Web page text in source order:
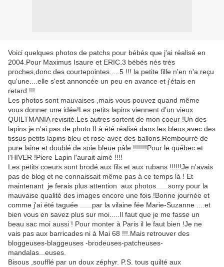
Voici quelques photos de patchs pour bébés que j'ai réalisé en
2004.Pour Maximus Isaure et ERIC.3 bébés nés très
proches,donc des courtepointes.....5 !!! la petite fille n'en n'a reçu
qu'une....elle s'est annoncée un peu en avance et j'étais en
retard !!!
Les photos sont mauvaises ,mais vous pouvez quand même
vous donner une idée!Les petits lapins viennent d'un vieux
QUILTMANIA revisité.Les autres sortent de mon coeur !Un des
lapins je n'ai pas de photo.II à été réalisé dans les bleus,avec des
tissus petits lapins bleu et rose avec des ballons.Rembourré de
pure laine et doublé de soie bleue pâle !!!!!!!Pour le québec et
l'HIVER !Piere Lapin l'aurait aimé !!!!
Les petits coeurs sont brodé aux fils et aux rubans !!!!!!Je n'avais
pas de blog et ne connaissait même pas à ce temps là ! Et
maintenant je ferais plus attention aux photos......sorry pour la
mauvaise qualité des images encore une fois !Bonne journée et
comme j'ai été taguée ......par la vilaine fée Marie-Suzanne ....et
bien vous en savez plus sur moi.....Il faut que je me fasse un
beau sac moi aussi ! Pour monter à Paris il le faut bien !Je ne
vais pas aux barricades ni à Mai 68 !!!.Mais retrouver des
bloggeuses-blaggeuses -brodeuses-patcheuses-
mandalas...euses.
Bisous ,soufflé par un doux zéphyr. P.S. tous quilté aux